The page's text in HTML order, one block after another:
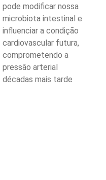
pode modificar nossa
microbiota intestinal e
influenciar a condição
cardiovascular futura,
comprometendo a
pressão arterial
décadas mais tarde